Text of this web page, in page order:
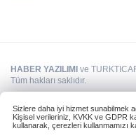
HABER YAZILIMI ve
Tüm hakları saklıdır.
Sizlere daha iyi hizmet sunabilmek
Kişisel verileriniz, KVKK ve GDPR
kullanarak, çerezleri kullanmamızı